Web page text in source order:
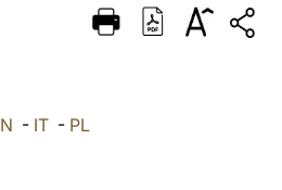
PORTUGUÊS
- IT- PL